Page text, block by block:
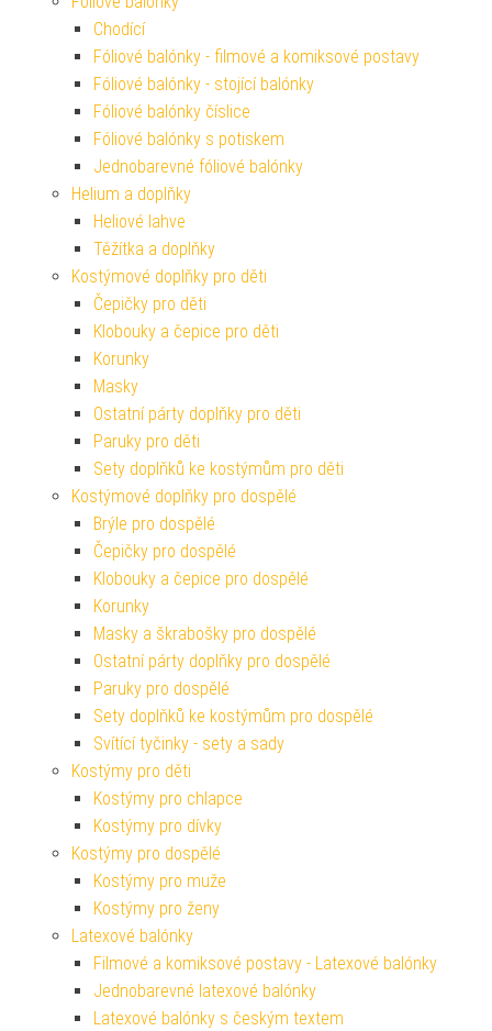
Chodící
Fóliové balónky - filmové a komiksové postavy
Fóliové balónky - stojící balónky
Fóliové balónky číslice
Fóliové balónky s potiskem
Jednobarevné fóliové balónky
Helium a doplňky
Heliové lahve
Těžítka a doplňky
Kostýmové doplňky pro děti
Čepičky pro děti
Klobouky a čepice pro děti
Korunky
Masky
Ostatní párty doplňky pro děti
Paruky pro děti
Sety doplňků ke kostýmům pro děti
Kostýmové doplňky pro dospělé
Brýle pro dospělé
Čepičky pro dospělé
Klobouky a čepice pro dospělé
Korunky
Masky a škrabošky pro dospělé
Ostatní párty doplňky pro dospělé
Paruky pro dospělé
Sety doplňků ke kostýmům pro dospělé
Svítící tyčinky - sety a sady
Kostýmy pro děti
Kostýmy pro chlapce
Kostýmy pro dívky
Kostýmy pro dospělé
Kostýmy pro muže
Kostýmy pro ženy
Latexové balónky
Filmové a komiksové postavy - Latexové balónky
Jednobarevné latexové balónky
Latexové balónky s českým textem